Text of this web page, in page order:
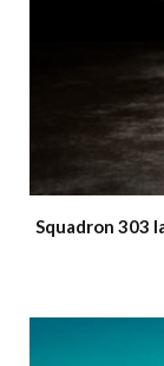
Squadron 303